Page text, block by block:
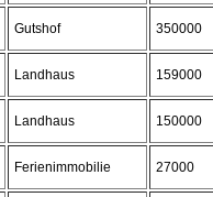
Gutshof 350000
Landhaus 159000
Landhaus 150000
Ferienimmobilie 27000